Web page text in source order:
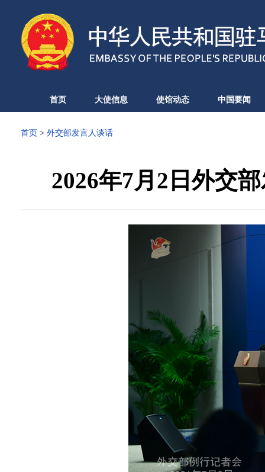
首页 大使信息 使馆动态 中国要闻
首页 > 外交部发言人谈话
2026年7月2日外交